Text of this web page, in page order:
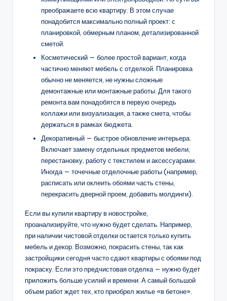
преображаете всю квартиру. В этом случае
понадобится максимально полный проект: с
планировкой, обмерным планом, детализированной
сметой.
Косметический — более простой вариант, когда
частично меняют мебель с отделкой. Планировка
обычно не меняется, не нужны сложные
демонтажные или монтажные работы. Для такого
ремонта вам понадобятся в первую очередь
коллажи или визуализация, а также смета, чтобы
держаться в рамках бюджета.
Декоративный — быстрое обновление интерьера.
Включает замену отдельных предметов мебели,
перестановку, работу с текстилем и аксессуарами.
Иногда — точечные отделочные работы (например,
расписать или оклеить обоями часть стены,
перекрасить дверной проем, добавить молдинги).
Если вы купили квартиру в новостройке,
проанализируйте, что нужно будет сделать. Например,
при наличии чистовой отделки остается только купить
мебель и декор. Возможно, покрасить стены, так как
застройщики сегодня часто сдают квартиры с обоями под
покраску. Если это предчистовая отделка — нужно будет
приложить больше усилий и времени. А самый большой
объем работ ждет тех, кто приобрел жилье «в бетоне».